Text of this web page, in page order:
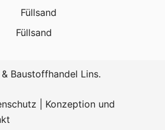
Füllsand
Baustoffhandel Lins.
Konzeption und